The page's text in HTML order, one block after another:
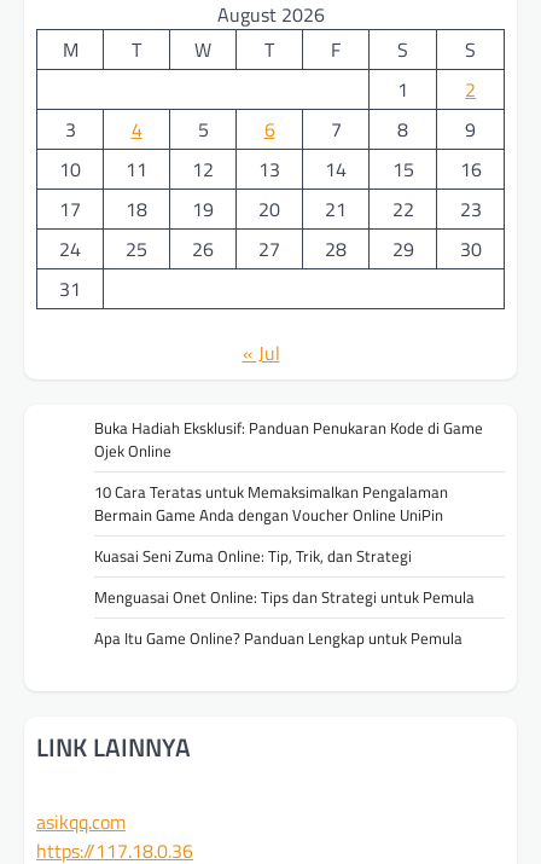
August 2026
M
T W T F S
S
1
2
3
4 5 6 7 8
9
10
11 12 13 14 15
16
17
18 19 20 21 22
23
24
25 26 27 28 29
30
31
« Jul
Buka Hadiah Eksklusif: Panduan Penukaran Kode di Game
Ojek Online
10 Cara Teratas untuk Memaksimalkan Pengalaman
Bermain Game Anda dengan Voucher Online UniPin
Kuasai Seni Zuma Online: Tip, Trik, dan Strategi
Menguasai Onet Online: Tips dan Strategi untuk Pemula
Apa Itu Game Online? Panduan Lengkap untuk Pemula
LINK LAINNYA
asikqq.com
https://117.18.0.36